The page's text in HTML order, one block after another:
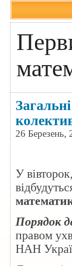
26 Березень,
У вівторок,
Порядок
правом
НАН